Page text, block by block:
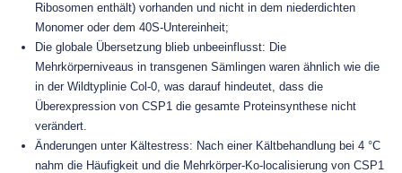
Ribosomen enthält) vorhanden und nicht in dem niederdichten
Monomer oder dem 40S-Untereinheit;
Die globale Übersetzung blieb unbeeinflusst: Die
Mehrkörperniveaus in transgenen Sämlingen waren ähnlich wie die
in der Wildtyplinie Col-0, was darauf hindeutet, dass die
Überexpression von CSP1 die gesamte Proteinsynthese nicht
verändert.
Änderungen unter Kältestress: Nach einer Kältbehandlung bei 4 °C
nahm die Häufigkeit und die Mehrkörper-Ko-localisierung von CSP1